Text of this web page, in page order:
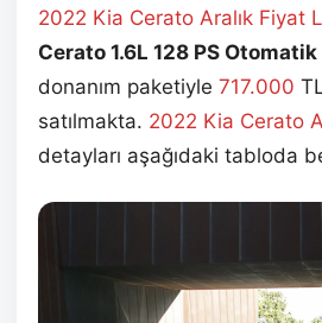
2022 Kia Cerato Aralık Fiyat
Cerato 1.6L 128 PS Otomatik
donanım paketiyle 717.000
satılmakta. 2022 Kia Cerato
detayları aşağıdaki tabloda